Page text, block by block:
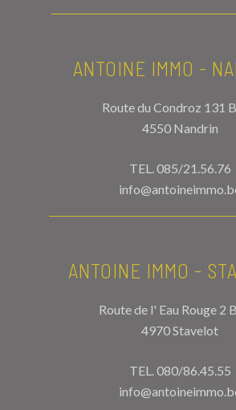
ANTOINE IMMO -
Route du Condroz 131
4550 Nandrin
TEL. 085/21.56.76
ANTOINE IMMO -
Route de l' Eau Rouge 2
4970 Stavelot
TEL. 080/86.45.55